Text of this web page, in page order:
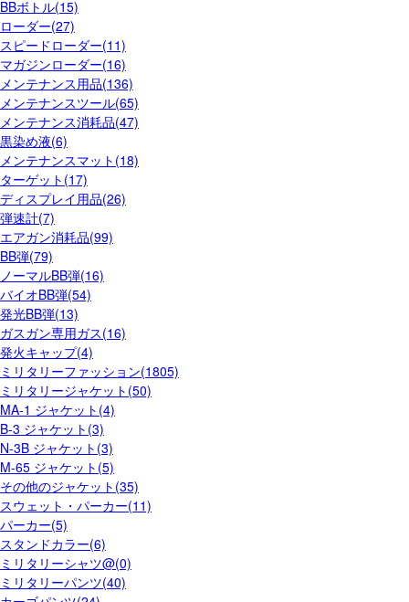
BBボトル(15)
ローダー(27)
スピードローダー(11)
マガジンローダー(16)
メンテナンス用品(136)
メンテナンスツール(65)
メンテナンス消耗品(47)
黒染め液(6)
メンテナンスマット(18)
ターゲット(17)
ディスプレイ用品(26)
弾速計(7)
エアガン消耗品(99)
BB弾(79)
ノーマルBB弾(16)
バイオBB弾(54)
発光BB弾(13)
ガスガン専用ガス(16)
発火キャップ(4)
ミリタリーファッション(1805)
ミリタリージャケット(50)
MA-1 ジャケット(4)
B-3 ジャケット(3)
N-3B ジャケット(3)
M-65 ジャケット(5)
その他のジャケット(35)
スウェット・パーカー(11)
パーカー(5)
スタンドカラー(6)
ミリタリーシャツ@(0)
ミリタリーパンツ(40)